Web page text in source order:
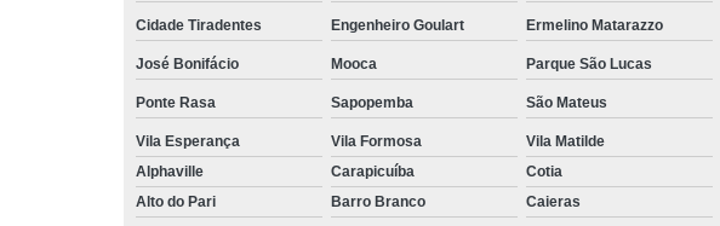
Cidade Tiradentes Engenheiro Goulart Ermelino Matarazzo
José Bonifácio Mooca Parque São Lucas
Ponte Rasa Sapopemba São Mateus
Vila Esperança Vila Formosa Vila Matilde
Alphaville
Carapicuíba Cotia
Alto do Pari
Barro Branco Caieras